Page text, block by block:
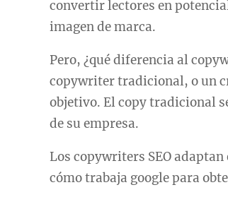
convertir lectores en
imagen de marca.
Pero, ¿qué diferencia al
copywriter tradicional, o un
objetivo. El copy tradicional
de su empresa.
Los copywriters SEO
cómo trabaja google para